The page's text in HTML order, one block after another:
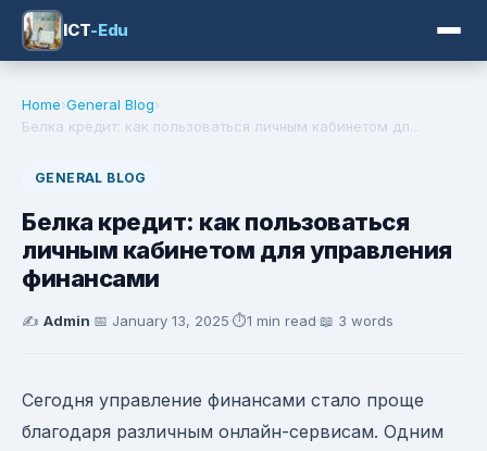
ICT-Edu
Home›General Blog›
Белка кредит: как пользоваться личным кабинетом дл...
GENERAL BLOG
Белка кредит: как пользоваться
личным кабинетом для управления
финансами
✍️ Admin·📅 January 13, 2025·⏱️1 min read·📖 3 words
Сегодня управление финансами стало проще
благодаря различным онлайн-сервисам. Одним